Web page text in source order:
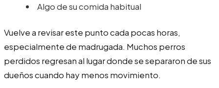
Algo de su comida habitual
Vuelve a revisar este punto cada pocas horas,
especialmente de madrugada. Muchos perros
perdidos regresan al lugar donde se separaron de sus
dueños cuando hay menos movimiento.